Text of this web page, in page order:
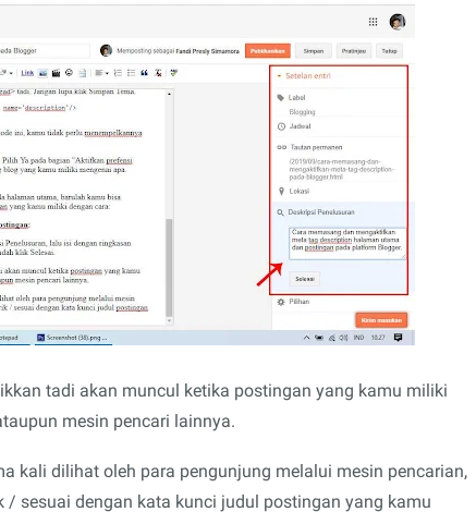
tadi akan muncul ketika postingan yang kamu miliki
mesin pencari lainnya.
kali dilihat oleh para pengunjung melalui mesin pencarian,
sesuai dengan kata kunci judul postingan yang kamu